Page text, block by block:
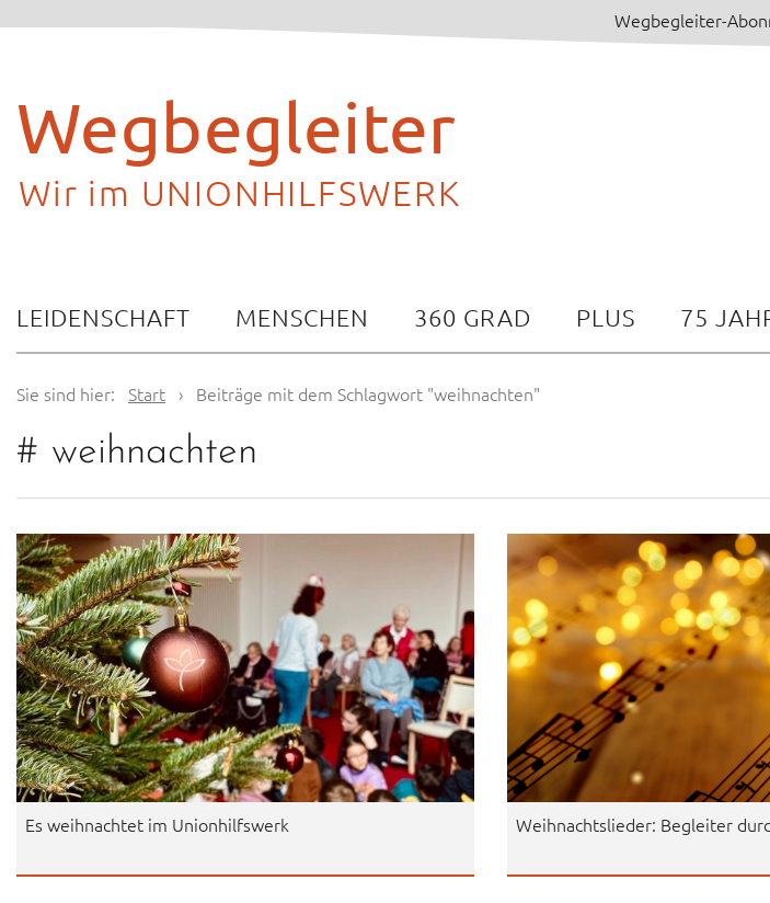
Wegbegleiter-
Wegbegleiter
Wir im UNIONHILFSWERK
LEIDENSCHAFT MENSCHEN 360 GRAD PLUS 75
Sie sind hier: Start › Beiträge mit dem Schlagwort "weihnachten"
# weihnachten
Es weihnachtet im Unionhilfswerk Weihnachtslieder: Begleiter